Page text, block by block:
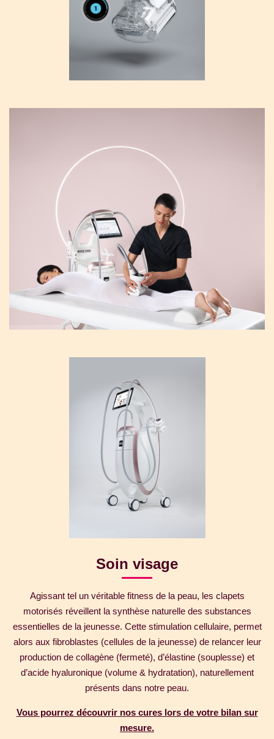
Soin visage
Agissant tel un véritable fitness de la peau, les clapets
motorisés réveillent la synthèse naturelle des substances
essentielles de la jeunesse. Cette stimulation cellulaire, permet
alors aux fibroblastes (cellules de la jeunesse) de relancer leur
production de collagène (fermeté), d’élastine (souplesse) et
d’acide hyaluronique (volume & hydratation), naturellement
présents dans notre peau.
Vous pourrez découvrir nos cures lors de votre bilan sur
mesure.